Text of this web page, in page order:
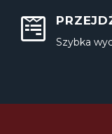
Szybka